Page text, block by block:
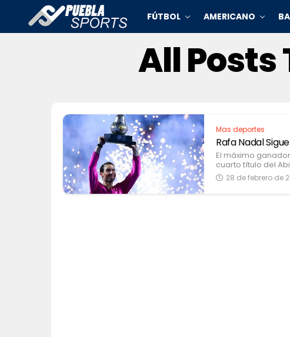
FÚTBOL AMERICANO
All Posts
Mas deportes
Rafa Nadal
El máximo
cuarto título del
28 de febrero de